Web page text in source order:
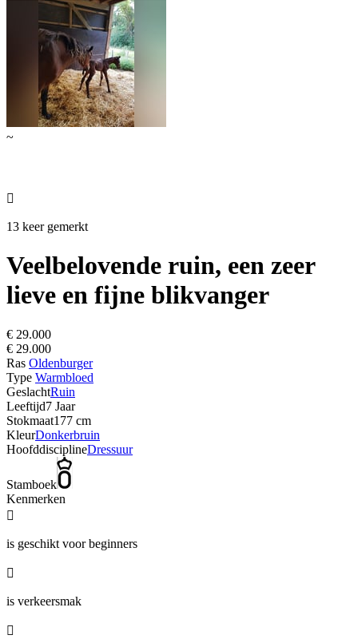
~

13 keer gemerkt
Veelbelovende ruin, een zeer
lieve en fijne blikvanger
€ 29.000
€ 29.000
Ras Oldenburger
Type Warmbloed
GeslachtRuin
Leeftijd7 Jaar
Stokmaat177 cm
KleurDonkerbruin
HoofddisciplineDressuur
Stamboek
Kenmerken

is geschikt voor beginners

is verkeersmak
